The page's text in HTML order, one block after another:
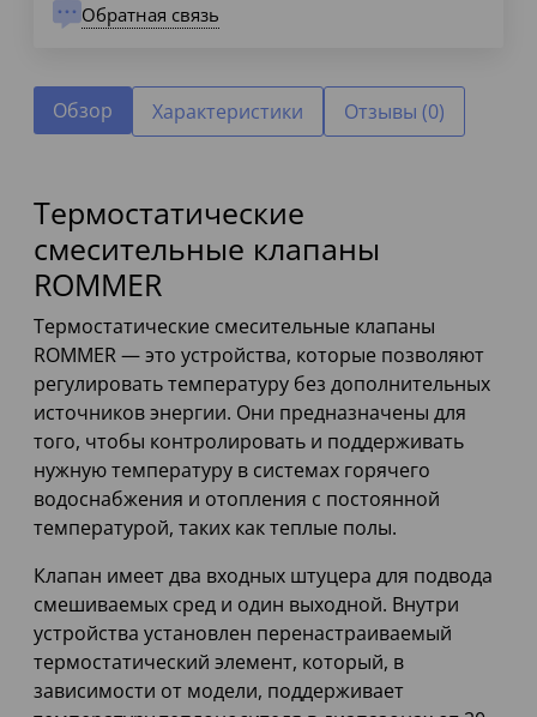
Обратная связь
Обзор Характеристики Отзывы (0)
Термостатические
смесительные клапаны
ROMMER
Термостатические смесительные клапаны
ROMMER — это устройства, которые позволяют
регулировать температуру без дополнительных
источников энергии. Они предназначены для
того, чтобы контролировать и поддерживать
нужную температуру в системах горячего
водоснабжения и отопления с постоянной
температурой, таких как теплые полы.
Клапан имеет два входных штуцера для подвода
смешиваемых сред и один выходной. Внутри
устройства установлен перенастраиваемый
термостатический элемент, который, в
зависимости от модели, поддерживает